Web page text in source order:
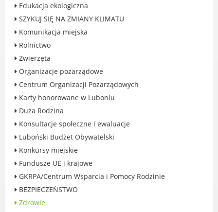
GKRPA/Centrum Wsparcia i Pomocy
Rodzinie
BEZPIECZEŃSTWO
Zdrowie
Porady prawne
Wydarzenia
WYBORY
Likwidacja barier - seniorzy i osoby z
niepełnosprawnościami
MIASTO LUBOŃ
Władze Miasta
Edukacja ekologiczna
SZYKUJ SIĘ NA ZMIANY KLIMATU
Komunikacja miejska
Rolnictwo
Zwierzęta
Organizacje pozarządowe
Centrum Organizacji Pozarządowych
Karty honorowane w Luboniu
Duża Rodzina
Konsultacje społeczne i ewaluacje
Luboński Budżet Obywatelski
Konkursy miejskie
Fundusze UE i krajowe
GKRPA/Centrum Wsparcia i Pomocy Rodzinie
BEZPIECZEŃSTWO
Zdrowie